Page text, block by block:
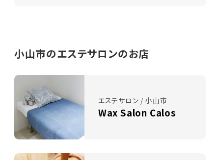
小山市のエステサロンのお店
エステサロン / 小山市
Wax Salon Calos